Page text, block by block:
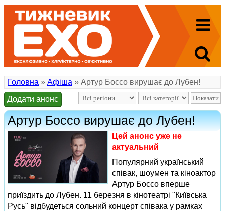
Головна » Афіша » Артур Боссо вирушає до Лубен!
Додати анонс
Артур Боссо вирушає до Лубен!
Цей анонс уже не
актуальний
Популярний український
співак, шоумен та кіноактор
Артур Боссо вперше
приїздить до Лубен. 11 березня в кінотеатрі "Київська
Русь" відбудеться сольний концерт співака у рамках